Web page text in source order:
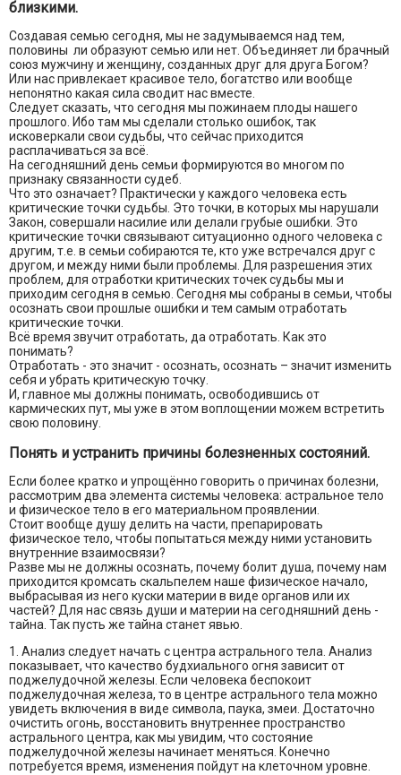
близкими.
Создавая семью сегодня, мы не задумываемся над тем,
половины ли образуют семью или нет. Объединяет ли брачный
союз мужчину и женщину, созданных друг для друга Богом?
Или нас привлекает красивое тело, богатство или вообще
непонятно какая сила сводит нас вместе.
Следует сказать, что сегодня мы пожинаем плоды нашего
прошлого. Ибо там мы сделали столько ошибок, так
исковеркали свои судьбы, что сейчас приходится
расплачиваться за всё.
На сегодняшний день семьи формируются во многом по
признаку связанности судеб.
Что это означает? Практически у каждого человека есть
критические точки судьбы. Это точки, в которых мы нарушали
Закон, совершали насилие или делали грубые ошибки. Это
критические точки связывают ситуационно одного человека с
другим, т.е. в семьи собираются те, кто уже встречался друг с
другом, и между ними были проблемы. Для разрешения этих
проблем, для отработки критических точек судьбы мы и
приходим сегодня в семью. Сегодня мы собраны в семьи, чтобы
осознать свои прошлые ошибки и тем самым отработать
критические точки.
Всё время звучит отработать, да отработать. Как это
понимать?
Отработать - это значит - осознать, осознать – значит изменить
себя и убрать критическую точку.
И, главное мы должны понимать, освободившись от
кармических пут, мы уже в этом воплощении можем встретить
свою половину.
Понять и устранить причины болезненных состояний.
Если более кратко и упрощённо говорить о причинах болезни,
рассмотрим два элемента системы человека: астральное тело
и физическое тело в его материальном проявлении.
Стоит вообще душу делить на части, препарировать
физическое тело, чтобы попытаться между ними установить
внутренние взаимосвязи?
Разве мы не должны осознать, почему болит душа, почему нам
приходится кромсать скальпелем наше физическое начало,
выбрасывая из него куски материи в виде органов или их
частей? Для нас связь души и материи на сегодняшний день -
тайна. Так пусть же тайна станет явью.
1. Анализ следует начать с центра астрального тела. Анализ
показывает, что качество будхиального огня зависит от
поджелудочной железы. Если человека беспокоит
поджелудочная железа, то в центре астрального тела можно
увидеть включения в виде символа, паука, змеи. Достаточно
очистить огонь, восстановить внутреннее пространство
астрального центра, как мы увидим, что состояние
поджелудочной железы начинает меняться. Конечно
потребуется время, изменения пойдут на клеточном уровне.